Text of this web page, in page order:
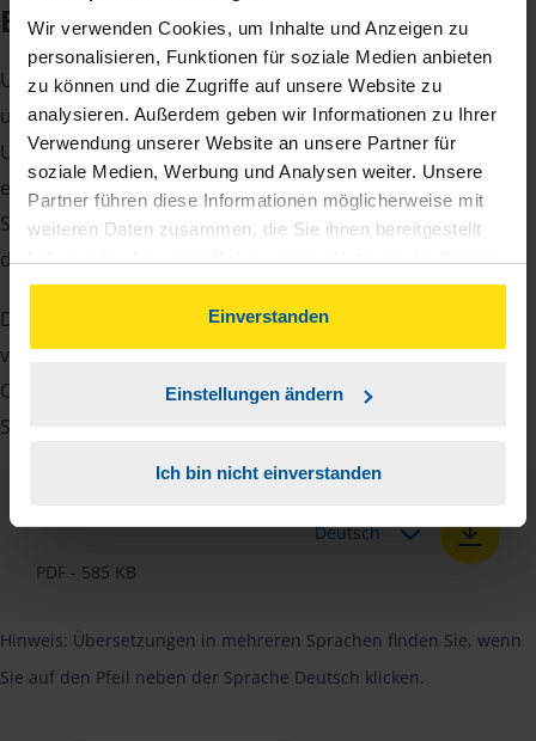
Wir verwenden Cookies, um Inhalte und Anzeigen zu
personalisieren, Funktionen für soziale Medien anbieten
zu können und die Zugriffe auf unsere Website zu
analysieren. Außerdem geben wir Informationen zu Ihrer
Verwendung unserer Website an unsere Partner für
soziale Medien, Werbung und Analysen weiter. Unsere
Partner führen diese Informationen möglicherweise mit
weiteren Daten zusammen, die Sie ihnen bereitgestellt
gesammelt haben. Indem Sie auf Einverstanden klicken,
können Sie der Verwendung von Cookies, gemäß
unserer
Einverstanden
Einstellungen ändern
Ich bin nicht einverstanden
Beratungsgespräch
Um Ihre Steuererklärung erstellen zu können, benötigen
unsere Beraterinnen und Berater eine Reihe von
Unterlagen von Ihnen. Dazu gehört beispielsweise die
elektronische Lohnsteuerbescheinigung, Ihre
Steueridentifikationsnummer, der Rentenbescheid oder
die Bescheinigung über das Kindergeld.
Damit Sie sich gut vorbereiten können und keinen der
vielen Nachweise vergessen, stellen wir Ihnen hier eine
Checkliste für Arbeitnehmer, Beamte, Auszubildende und
Studenten sowie Rentner zur Verfügung.
PDF - 585 KB
Deutsch
Hinweis: Übersetzungen in mehreren Sprachen finden Sie, wenn
Sie auf den Pfeil neben der Sprache Deutsch klicken.